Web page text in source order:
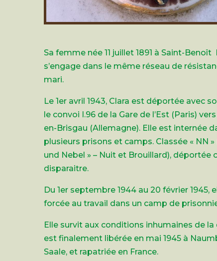
Sa femme née 11 juillet 1891 à Saint-Benoît
s’engage dans le même réseau de
mari.
Le 1er avril 1943, Clara est déportée avec
le convoi I.96 de la Gare de l’Est (Paris)
en-Brisgau (Allemagne). Elle est internée
plusieurs prisons et camps. Classée « NN »
und Nebel » – Nuit et Brouillard), déportée
disparaitre.
Du 1er septembre 1944 au 20 février 1945,
forcée au travail dans un camp de
Elle survit aux conditions inhumaines de
est finalement libérée en mai 1945 à
Saale, et rapatriée en France.